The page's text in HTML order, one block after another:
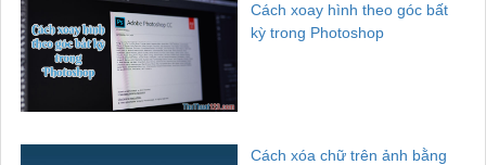
Cách xoay hình theo góc bất
kỳ trong Photoshop
Cách xóa chữ trên ảnh bằng